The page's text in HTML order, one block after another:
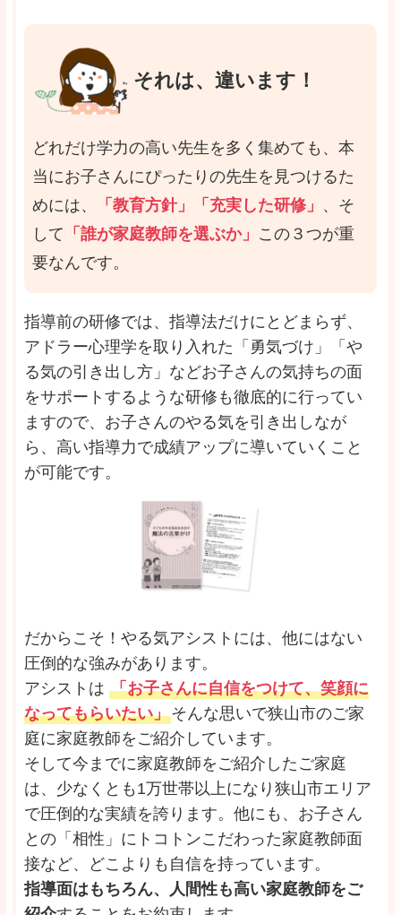
それは、違います！
どれだけ学力の高い先生を多く集めても、本
当にお子さんにぴったりの先生を見つけるた
めには、
「教育方針」「充実した研修」 、そ
して 「誰が家庭教師を選ぶか」 この３つが重
要なんです。
指導前の研修では、指導法だけにとどまらず、
アドラー心理学を取り入れた「勇気づけ」「や
る気の引き出し方」などお子さんの気持ちの面
をサポートするような研修も徹底的に行ってい
ますので、お子さんのやる気を引き出しなが
ら、高い指導力で成績アップに導いていくこと
が可能です。
だからこそ！やる気アシストには、他にはない
圧倒的な強みがあります。
アシストは 「お子さんに自信をつけて、笑顔に
なってもらいたい」そんな思いで狭山市のご家
庭に家庭教師をご紹介しています。
そして今までに家庭教師をご紹介したご家庭
は、少なくとも1万世帯以上になり狭山市エリア
で圧倒的な実績を誇ります。他にも、お子さん
との「相性」にトコトンこだわった家庭教師面
接など、どこよりも自信を持っています。
指導面はもちろん、人間性も高い家庭教師をご